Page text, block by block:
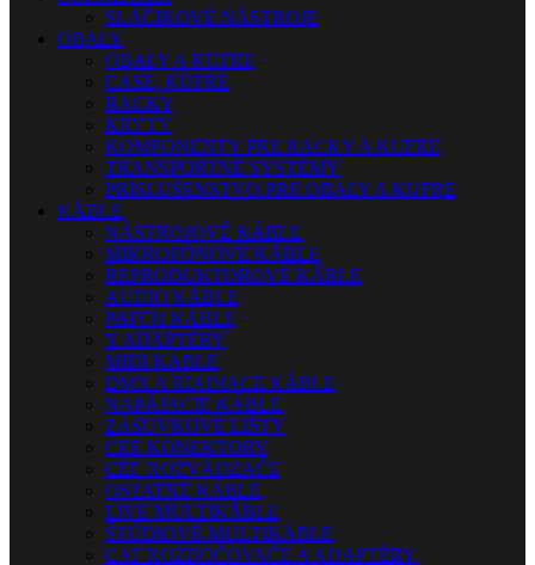
SLÁČIKOVÉ NÁSTROJE
OBALY
OBALY A KUFRE
CASE, KUFRE
RACKY
KRYTY
KOMPONENTY PRE RACKY A KUFRE
TRANSPORTNÉ SYSTÉMY
PRÍSLUŠENSTVO PRE OBALY A KUFRE
KÁBLE
NÁSTROJOVÉ KÁBLE
MIKROFÓNOVÉ KÁBLE
REPRODUKTOROVÉ KÁBLE
AUDIO KÁBLE
PATCH KÁBLE
Y ADAPTÉRY
MIDI KÁBLE
DMX A RIADIACE KÁBLE
NAPÁJACIE KÁBLE
ZÁSUVKOVÉ LIŠTY
CEE KONEKTORY
CEE ROZVÁDZAČE
OSTATNÉ KÁBLE
LIVE MULTIKÁBLE
ŠTÚDIOVÉ MULTIKÁBLE
CAT ROZBOČOVAČE A ADAPTÉRY